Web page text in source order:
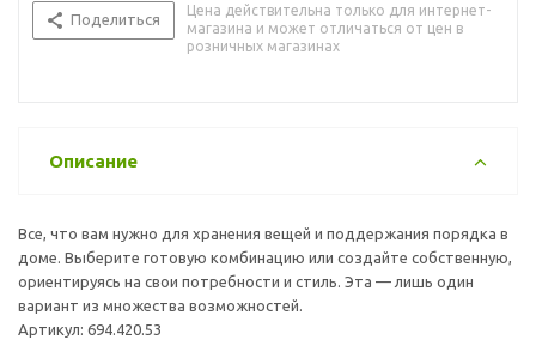
Поделиться
Цена действительна только для интернет-
магазина и может отличаться от цен в
розничных магазинах
Описание
Все, что вам нужно для хранения вещей и поддержания порядка в
доме. Выберите готовую комбинацию или создайте собственную,
ориентируясь на свои потребности и стиль. Эта — лишь один
вариант из множества возможностей.
Артикул: 694.420.53